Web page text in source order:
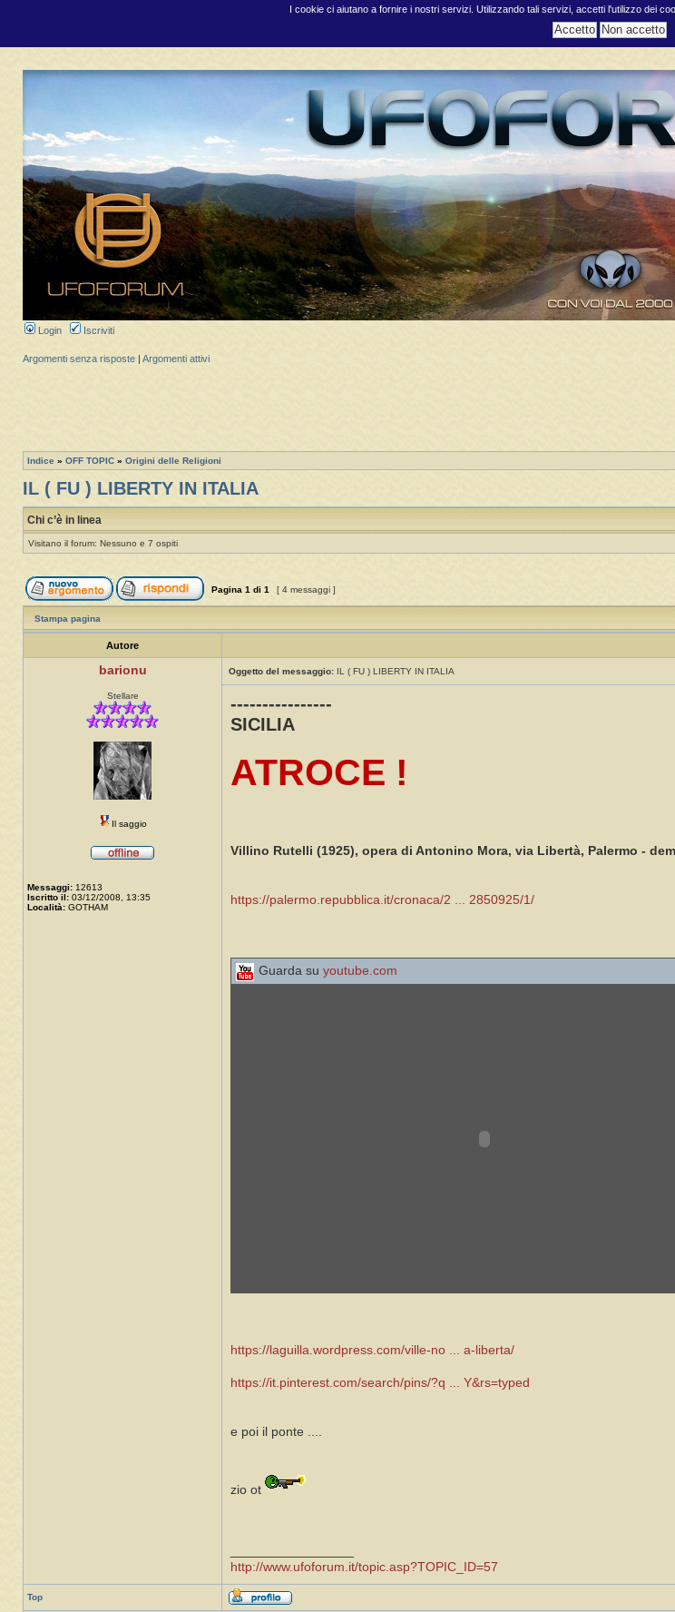
I cookie ci aiutano a fornire i nostri servizi. Utilizzando tali servizi, accetti l'utilizzo dei
Login Iscriviti
Argomenti senza risposte Argomenti attivi
Indice » OFF TOPIC » Origini delle Religioni
IL ( FU ) LIBERTY IN ITALIA
Chi c’è in linea
Visitano il forum: Nessuno e 7 ospiti
Pagina 1 di 1 [ 4 messaggi ]
Stampa pagina
Autore
barionu
Stellare
Il saggio
Messaggi: 12613
Iscritto il: 03/12/2008, 13:35
Località: GOTHAM
Oggetto del messaggio: IL ( FU ) LIBERTY IN ITALIA
----------------
SICILIA
ATROCE !
Villino Rutelli (1925), opera di Antonino Mora, via Libertà, Palermo -
https://palermo.repubblica.it/cronaca/2 ... 2850925/1/
Guarda su youtube.com
https://laguilla.wordpress.com/ville-no ... a-liberta/
https://it.pinterest.com/search/pins/?q ... Y&rs=typed
e poi il ponte ....
zio ot
http://www.ufoforum.it/topic.asp?TOPIC_ID=57
Top